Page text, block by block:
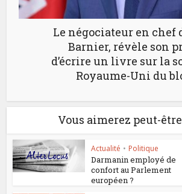
Le négociateur en chef
Barnier, révèle son
d’écrire un livre sur la
Royaume-Uni du
Vous aimerez peut-
Actualité • Politique
Darmanin employé de
confort au Parlement
européen ?